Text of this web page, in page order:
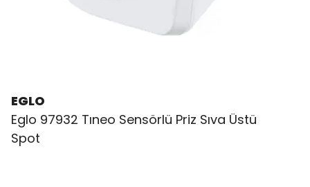
EGLO
Eglo 97932 Tıneo Sensörlü Priz Sıva Üstü
Spot